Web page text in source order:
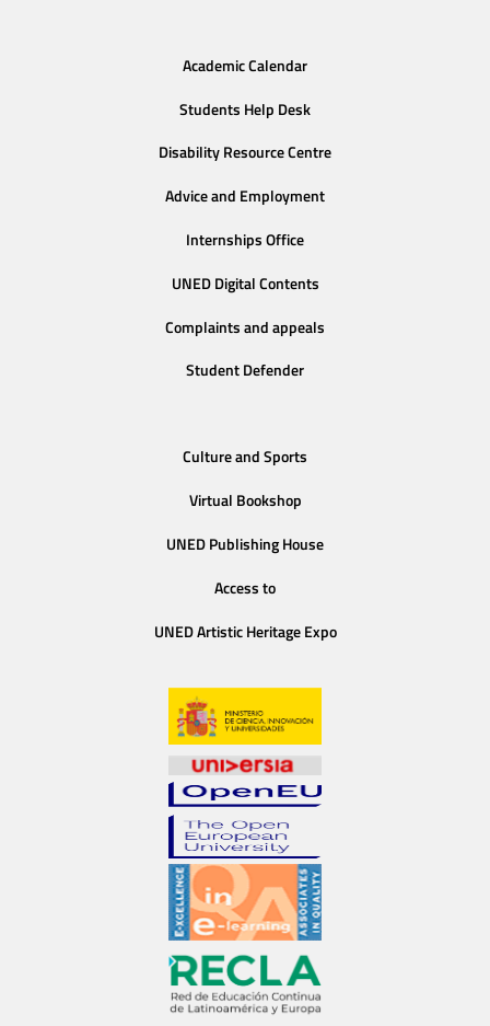
Academic Calendar
Students Help Desk
Disability Resource Centre
Advice and Employment
Internships Office
UNED Digital Contents
Complaints and appeals
Student Defender
Culture and Sports
Virtual Bookshop
UNED Publishing House
Access to
UNED Artistic Heritage Expo